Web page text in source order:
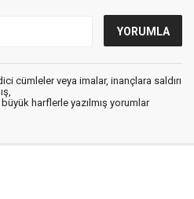
cümleler veya imalar, inançlara saldırı
harflerle yazılmış yorumlar